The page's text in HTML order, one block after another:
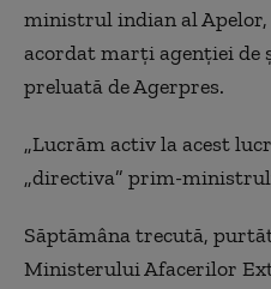
ministrul indian al
acordat marţi agenţiei de
preluată de Agerpres.
„Lucrăm activ la acest
„directiva” prim-
Săptămâna trecută,
Ministerului Afacerilor